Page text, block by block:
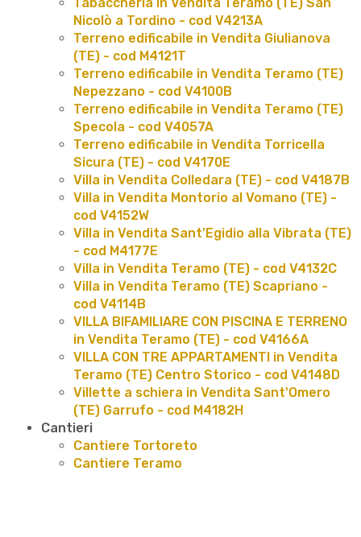
Nicolò a Tordino - cod V4213A
Terreno edificabile in Vendita Giulianova
(TE) - cod M4121T
Terreno edificabile in Vendita Teramo (TE)
Nepezzano - cod V4100B
Terreno edificabile in Vendita Teramo (TE)
Specola - cod V4057A
Terreno edificabile in Vendita Torricella
Sicura (TE) - cod V4170E
Villa in Vendita Colledara (TE) - cod V4187B
Villa in Vendita Montorio al Vomano (TE) -
cod V4152W
Villa in Vendita Sant'Egidio alla Vibrata (TE)
- cod M4177E
Villa in Vendita Teramo (TE) - cod V4132C
Villa in Vendita Teramo (TE) Scapriano -
cod V4114B
VILLA BIFAMILIARE CON PISCINA E TERRENO
in Vendita Teramo (TE) - cod V4166A
VILLA CON TRE APPARTAMENTI in Vendita
Teramo (TE) Centro Storico - cod V4148D
Villette a schiera in Vendita Sant'Omero
(TE) Garrufo - cod M4182H
Cantieri
Cantiere Tortoreto
Cantiere Teramo